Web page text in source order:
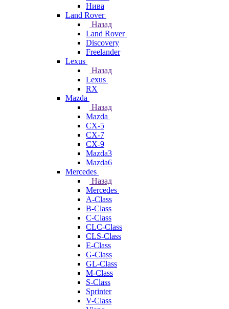
Нива
Land Rover
Назад
Land Rover
Discovery
Freelander
Lexus
Назад
Lexus
RX
Mazda
Назад
Mazda
CX-5
CX-7
CX-9
Mazda3
Mazda6
Mercedes
Назад
Mercedes
A-Class
B-Class
C-Class
CLC-Class
CLS-Class
E-Class
G-Class
GL-Class
M-Class
S-Class
Sprinter
V-Class